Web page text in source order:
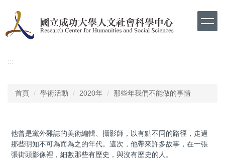
要
容
:::
首頁 學術活動 2020年 那些年我們不能做的事情
他曾是黨外雜誌的美術編輯、攝影師，以有點不同的路徑，走過
那些明知不可為而為之的年代。這次，他帶來許多故事，在一張
張街頭影像裡，細數那些有歷史，與沒有歷史的人。